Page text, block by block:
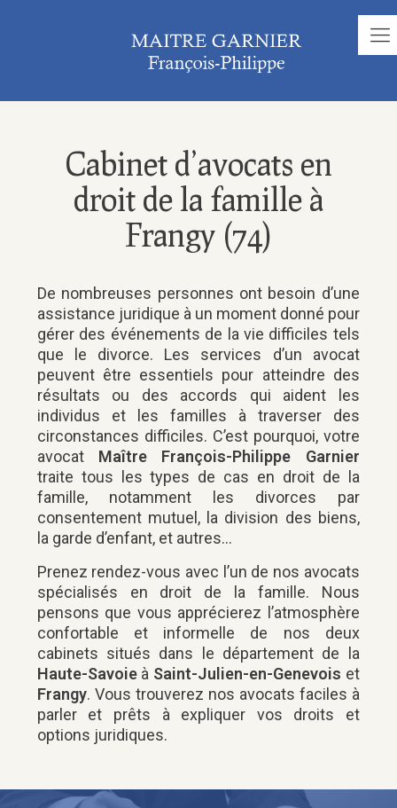
Cabinet d’avocats en
droit de la famille à
Frangy (74)
De nombreuses personnes ont besoin d’une
assistance juridique à un moment donné pour
gérer des événements de la vie difficiles tels
que le divorce. Les services d’un avocat
peuvent être essentiels pour atteindre des
résultats ou des accords qui aident les
individus et les familles à traverser des
circonstances difficiles. C’est pourquoi, votre
avocat Maître François-Philippe Garnier
traite tous les types de cas en droit de la
famille, notamment les divorces par
consentement mutuel, la division des biens,
la garde d’enfant, et autres…
Prenez rendez-vous avec l’un de nos avocats
spécialisés en droit de la famille. Nous
pensons que vous apprécierez l’atmosphère
confortable et informelle de nos deux
cabinets situés dans le département de la
Haute-Savoieà Saint-Julien-en-Genevois et
Frangy. Vous trouverez nos avocats faciles à
parler et prêts à expliquer vos droits et
options juridiques.